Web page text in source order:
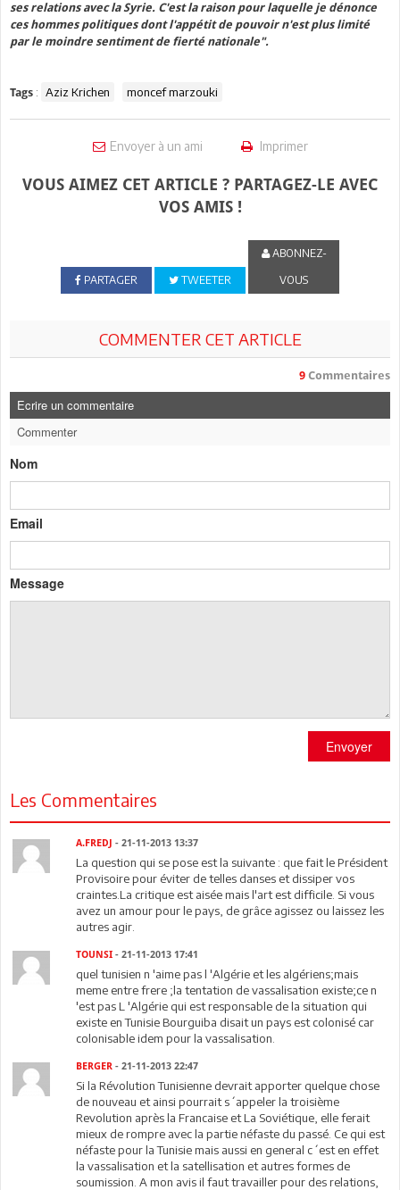
ses relations avec la Syrie. C'est la raison pour laquelle je dénonce
ces hommes politiques dont l'appétit de pouvoir n'est plus limité
par le moindre sentiment de fierté nationale".
Tags : Aziz Krichen moncef marzouki
Envoyer à un ami Imprimer
VOUS AIMEZ CET ARTICLE ? PARTAGEZ-LE AVEC
VOS AMIS !
PARTAGER TWEETER
ABONNEZ-
VOUS
COMMENTER CET ARTICLE
9 Commentaires
Ecrire un commentaire
Commenter
Nom
Email
Message
Envoyer
Les Commentaires
A.FREDJ - 21-11-2013 13:37
La question qui se pose est la suivante : que fait le Président
Provisoire pour éviter de telles danses et dissiper vos
craintes.La critique est aisée mais l'art est difficile. Si vous
avez un amour pour le pays, de grâce agissez ou laissez les
autres agir.
TOUNSI- 21-11-2013 17:41
quel tunisien n 'aime pas l 'Algérie et les algériens;mais
meme entre frere ;la tentation de vassalisation existe;ce n
'est pas L 'Algérie qui est responsable de la situation qui
existe en Tunisie Bourguiba disait un pays est colonisé car
colonisable idem pour la vassalisation.
BERGER - 21-11-2013 22:47
Si la Révolution Tunisienne devrait apporter quelque chose
de nouveau et ainsi pourrait s´appeler la troisième
Revolution après la Francaise et La Soviétique, elle ferait
mieux de rompre avec la partie néfaste du passé. Ce qui est
néfaste pour la Tunisie mais aussi en general c´est en effet
la vassalisation et la satellisation et autres formes de
soumission. A mon avis il faut travailler pour des relations,